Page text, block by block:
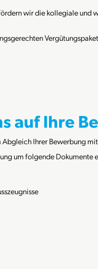
wir die kollegiale und
auf Ihre
Ihrer Bewerbung
um folgende Dokumente